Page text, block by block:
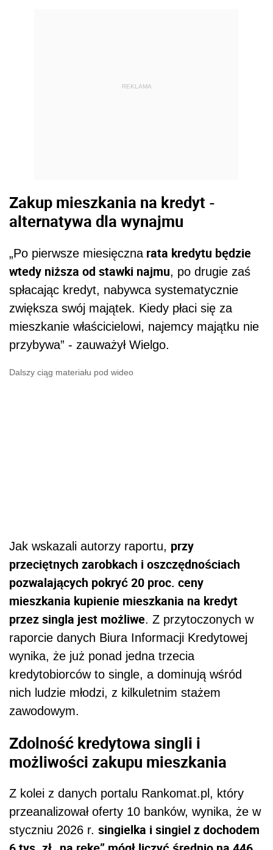
REKLAMA
Zakup mieszkania na kredyt -
alternatywa dla wynajmu
„Po pierwsze miesięcznarata kredytu będzie
wtedy niższa od stawki najmu, po drugie zaś
spłacając kredyt, nabywca systematycznie
zwiększa swój majątek. Kiedy płaci się za
mieszkanie właścicielowi, najemcy majątku nie
przybywa” - zauważył Wielgo.
Dalszy ciąg materiału pod wideo
Jak wskazali autorzy raportu, przy
przeciętnych zarobkach i oszczędnościach
pozwalających pokryć 20 proc. ceny
mieszkania kupienie mieszkania na kredyt
przez singla jest możliwe. Z przytoczonych w
raporcie danych Biura Informacji Kredytowej
wynika, że już ponad jedna trzecia
kredytobiorców to single, a dominują wśród
nich ludzie młodzi, z kilkuletnim stażem
zawodowym.
Zdolność kredytowa singli i
możliwości zakupu mieszkania
Z kolei z danych portalu Rankomat.pl, który
przeanalizował oferty 10 banków, wynika, że w
styczniu 2026 r. singielka i singiel z dochodem